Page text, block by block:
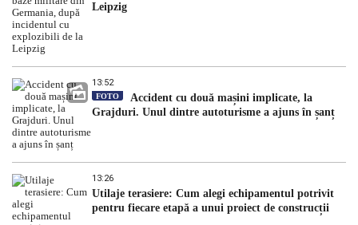
Leipzig
13:52
FOTO
Accident cu două mașini implicate, la
Grajduri. Unul dintre autoturisme a ajuns în șanț
13:26
Utilaje terasiere: Cum alegi echipamentul potrivit
pentru fiecare etapă a unui proiect de construcții